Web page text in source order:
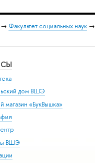
→ Факультет социальных наук→
дом ВШЭ
магазин «БукВышка»
ВШЭ